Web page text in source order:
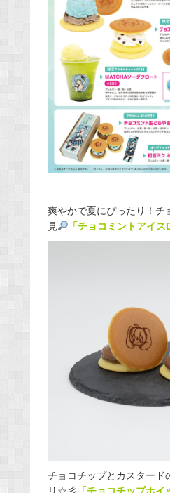
爽やかで夏にぴったり！チ
見
「チョコミントアイス
チョコチップとカスタード
リ☆彡「チョコチップホイ